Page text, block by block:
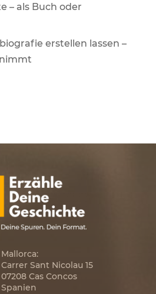
– als Buch oder
erstellen lassen –
Mallorca:
Carrer Sant Nicolau 15
07208 Cas Concos
Spanien